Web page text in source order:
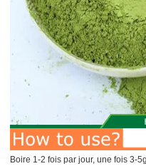
Boire 1-2 fois par jour, une fois 3-